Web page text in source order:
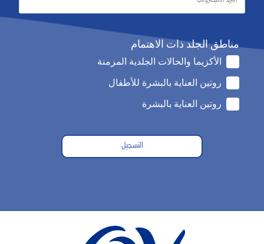
مناطق الجلد ذات الاهتمام
الأكزيما والحالات الجلدية المزمنة
روتين العناية بالبشرة للأطفال
روتين العناية بالبشرة
التسجيل